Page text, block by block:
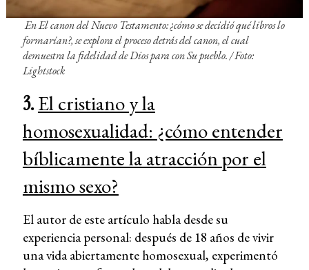
EnEl canon del Nuevo Testamento: ¿cómo se decidió qué libros lo
formarían?,se explora el proceso detrás del canon, el cual
demuestra la fidelidad de Dios para con Su pueblo. / Foto:
Lightstock
3.El cristiano y la
homosexualidad: ¿cómo entender
bíblicamente la atracción por el
mismo sexo?
El autor de este artículo habla desde su
experiencia personal: después de 18 años de vivir
una vida abiertamente homosexual, experimentó